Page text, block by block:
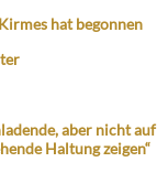
hat begonnen
aber nicht auf
Haltung zeigen“